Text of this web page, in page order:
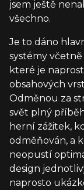
jsem ještě
všechno.
Je to dáno
systémy
které je
obsahových
Odměnou za
svět plný
herní zážitek,
odměňován, a
neopustí
design
naprosto